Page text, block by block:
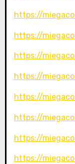
https://
https://
https://
https://
https://
https://
https://
https://